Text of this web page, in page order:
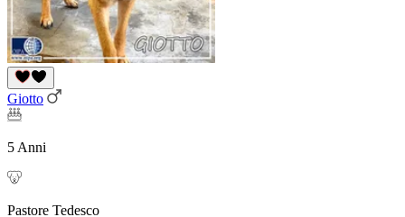
Giotto
5 Anni
Pastore Tedesco